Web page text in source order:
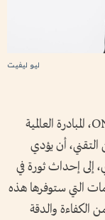
ليو ليفيت
توقع ليو ليفيت-رئيس اللجنة التوجيهية لـ ONVIF، المبادرة العالمية
أن يؤدي
إلى إحداث ثورة في
التي ستوفرها هذه
الكفاءة والدقة